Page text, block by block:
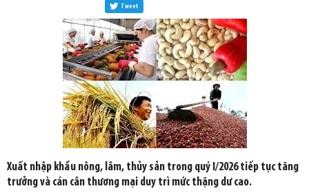
Tweet
Xuất nhập khẩu nông, lâm, thủy sản trong quý I/2026 tiếp tục tăng
trưởng và cán cân thương mại duy trì mức thặng dư cao.